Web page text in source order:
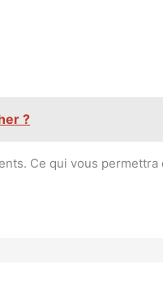
?
Ce qui vous